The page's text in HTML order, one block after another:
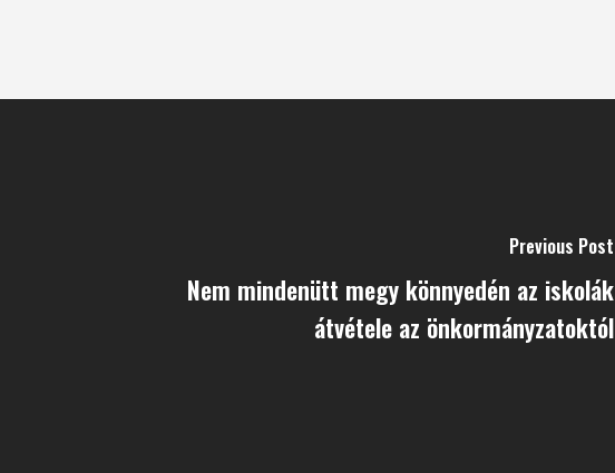
Previous Post
Nem mindenütt megy könnyedén az iskolák
átvétele az önkormányzatoktól